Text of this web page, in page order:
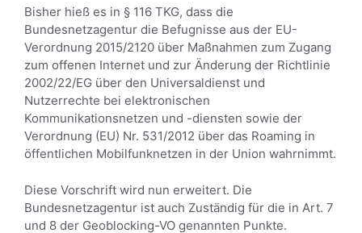
Bisher hieß es in § 116 TKG, dass die
Bundesnetzagentur die Befugnisse aus der EU-
Verordnung 2015/2120 über Maßnahmen zum Zugang
zum offenen Internet und zur Änderung der Richtlinie
2002/22/EG über den Universaldienst und
Nutzerrechte bei elektronischen
Kommunikationsnetzen und -diensten sowie der
Verordnung (EU) Nr. 531/2012 über das Roaming in
öffentlichen Mobilfunknetzen in der Union wahrnimmt.
Diese Vorschrift wird nun erweitert. Die
Bundesnetzagentur ist auch Zuständig für die in Art. 7
und 8 der Geoblocking-VO genannten Punkte.